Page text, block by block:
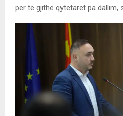
për të gjithë qytetarët pa dallim,